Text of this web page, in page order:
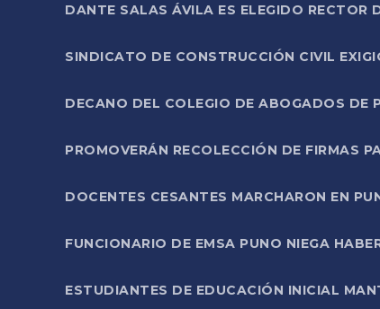
DANTE SALAS ÁVILA ES ELEGIDO RECTOR
SINDICATO DE CONSTRUCCIÓN CIVIL
DECANO DEL COLEGIO DE ABOGADOS DE
PROMOVERÁN RECOLECCIÓN DE FIRMAS
DOCENTES CESANTES MARCHARON EN
FUNCIONARIO DE EMSA PUNO NIEGA
ESTUDIANTES DE EDUCACIÓN INICIAL